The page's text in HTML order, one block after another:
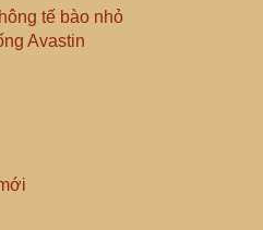
tế bào nhỏ
Avastin